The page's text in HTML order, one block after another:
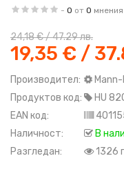
- 0 от 0 мнения
19,35 € /
24,18 € / 47.29 лв.
Производител:
Продуктов код:
HU
EAN код:
Наличност:
В
Разгледан:
1326